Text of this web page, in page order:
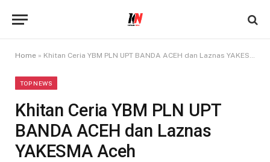
Home » Khitan Ceria YBM PLN UPT BANDA ACEH dan Laznas YAKESMA Aceh
TOP NEWS
Khitan Ceria YBM PLN UPT
BANDA ACEH dan Laznas
YAKESMA Aceh